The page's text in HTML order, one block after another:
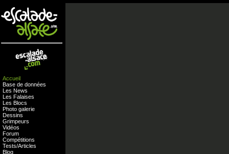
Accueil
Base de données
Les News
Les Falaises
Les Blocs
Photo galerie
Dessins
Grimpeurs
Vidéos
Forum
Compétitions
Tests/Articles
Blog